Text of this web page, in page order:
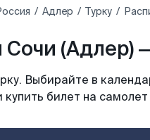
Адлер Турку
(Адлер)
Выбирайте в
билет на